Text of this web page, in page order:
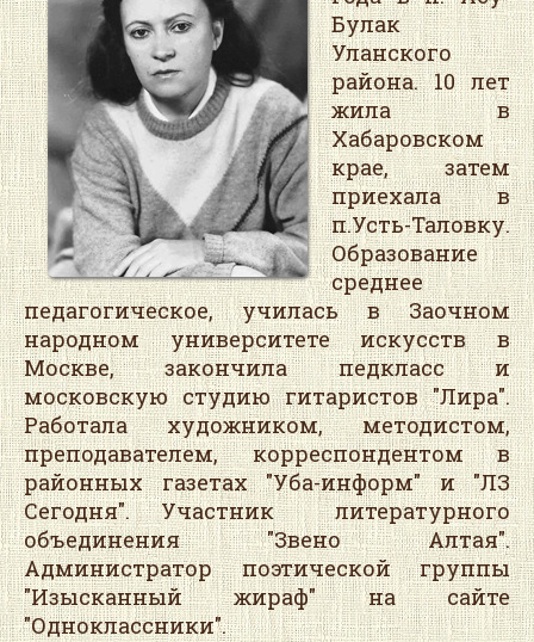
Булак
Уланского
района. 10 лет
жила в
Хабаровском
крае, затем
приехала в
п.Усть-Таловку.
Образование
среднее
педагогическое, училась в Заочном
народном университете искусств в
Москве, закончила педкласс и
московскую студию гитаристов "Лира".
Работала художником, методистом,
преподавателем, корреспондентом в
районных газетах "Уба-информ" и "ЛЗ
Сегодня". Участник литературного
объединения "Звено Алтая".
Администратор поэтической группы
"Изысканный жираф" на сайте
"Одноклассники".